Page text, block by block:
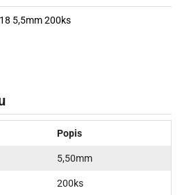
5,5mm 200ks
Popis
5,50mm
200ks